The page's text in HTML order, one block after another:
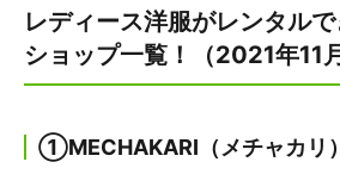
レディース洋服がレンタル
ショップ一覧！（2021年11
①MECHAKARI（メチャカリ）